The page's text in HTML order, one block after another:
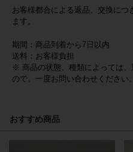
お客様都合による返品、交換につ
ます。
期間：商品到着から7日以内
送料：お客様負担
※ 商品の状態、種類によっては
ので、一度お問い合わせください。
おすすめ商品